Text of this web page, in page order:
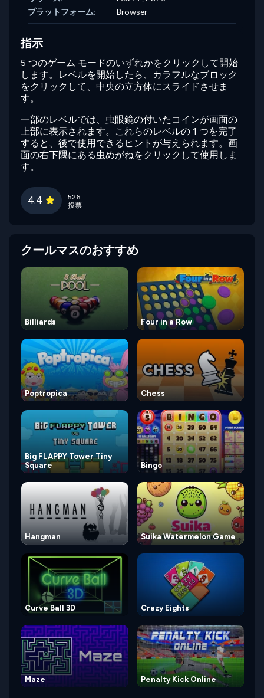
プラットフォーム:
Browser
指示
5 つのゲーム モードのいずれかをクリックして開始
します。レベルを開始したら、カラフルなブロック
をクリックして、中央の立方体にスライドさせま
す。
一部のレベルでは、虫眼鏡の付いたコインが画面の
上部に表示されます。これらのレベルの 1 つを完了
すると、後で使用できるヒントが与えられます。画
面の右下隅にある虫めがねをクリックして使用しま
す。
4.4
526
投票
クールマスのおすすめ
Billiards Four in a Row
Poptropica Chess
Big FLAPPY Tower Tiny
Square
Bingo
Hangman Suika Watermelon Game
Curve Ball 3D Crazy Eights
Maze Penalty Kick Online